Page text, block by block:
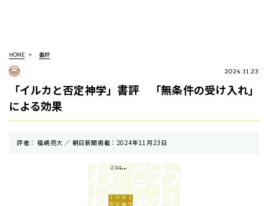
HOME 書評
2024.11.23
「イルカと否定神学」書評 「無条件の受け入れ」
による効果
評者： 福嶋亮大 ／ 朝⽇新聞掲載：2024年11月23日